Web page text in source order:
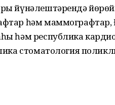
йүнәлештәрендә
һәм маммографтар,
һәм республика
стоматология